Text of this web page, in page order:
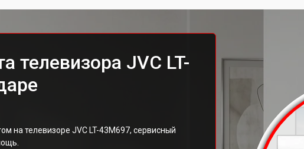
телевизора JVC LT-
на телевизоре JVC LT-43M697, сервисный